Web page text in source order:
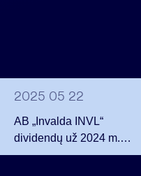
2025 05 22
AB „Invalda INVL“
dividendų už 2024 m.
mokėjimo tvarka